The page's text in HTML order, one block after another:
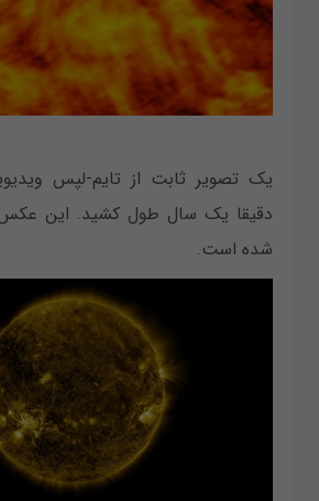
یک تصویر ثابت از تایم-لپس
دقیقا یک سال طول کشید. این
شده است.